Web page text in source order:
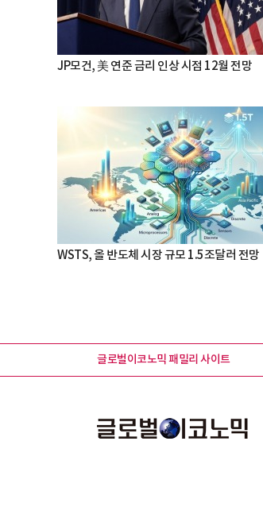
JP모건, 美 연준 금리 인상 시점 12월 전망
WSTS, 올 반도체 시장 규모 1.5조달러 전망
글로벌이코노믹 패밀리 사이트